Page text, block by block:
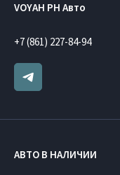
VOYAH РН Авто
+7 (861) 227-84-94
АВТО В НАЛИЧИИ